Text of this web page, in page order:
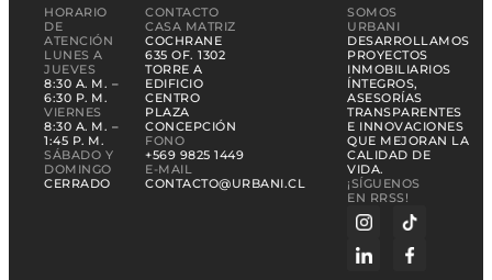
HORARIO
DE
ATENCIÓN
LUNES A
JUEVES
8:30 A. M. –
6:30 P. M.
VIERNES
8:30 A. M. –
1:45 P. M.
SÁBADO Y
DOMINGO
CERRADO
CONTACTO
CASA MATRIZ
COCHRANE
635 OF. 1302
TORRE A
EDIFICIO
CENTRO
PLAZA
CONCEPCIÓN
FONO
+569 9825 1449
E-MAIL
CONTACTO@URBANI.CL
SOMOS
URBANI
DESARROLLAMOS
PROYECTOS
INMOBILIARIOS
ÍNTEGROS,
ASESORÍAS
TRANSPARENTES
E INNOVACIONES
QUE MEJORAN LA
CALIDAD DE
VIDA.
¡SÍGUENOS
EN RRSS!